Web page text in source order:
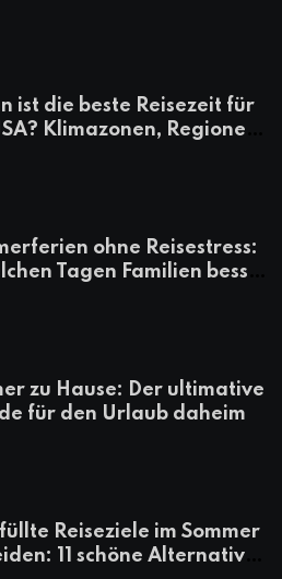
ist die beste Reisezeit für
Klimazonen, Regionen
ohne Reisestress:
Tagen Familien besser
zu Hause: Der ultimative
für den Urlaub daheim
Reiseziele im Sommer
11 schöne Alternativen